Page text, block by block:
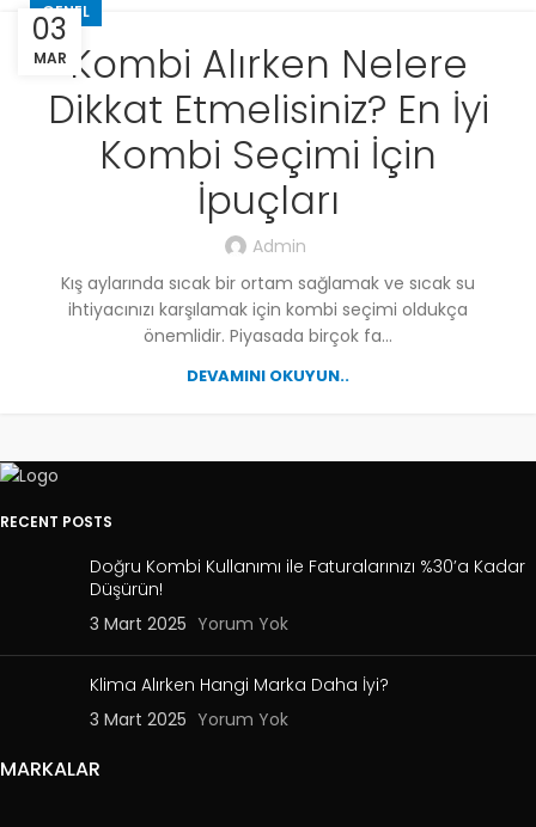
03
MAR
GENEL
Kombi Alırken Nelere
Dikkat Etmelisiniz? En İyi
Kombi Seçimi İçin
İpuçları
Admin
Kış aylarında sıcak bir ortam sağlamak ve sıcak su
ihtiyacınızı karşılamak için kombi seçimi oldukça
önemlidir. Piyasada birçok fa...
DEVAMINI OKUYUN..
RECENT POSTS
Doğru Kombi Kullanımı ile Faturalarınızı %30’a Kadar
Düşürün!
3 Mart 2025 Yorum Yok
Klima Alırken Hangi Marka Daha İyi?
3 Mart 2025 Yorum Yok
MARKALAR